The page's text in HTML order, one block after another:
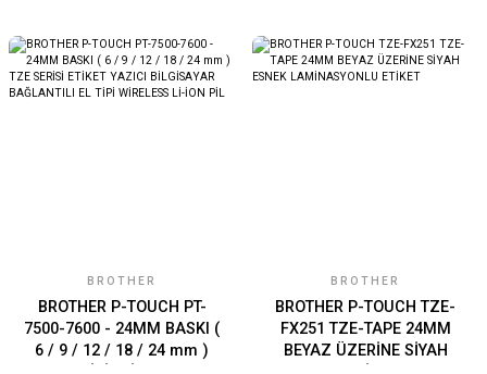
BROTHER
BROTHER P-TOUCH PT-
7500-7600 - 24MM BASKI (
6 / 9 / 12 / 18 / 24 mm )
BROTHER
BROTHER P-TOUCH TZE-
FX251 TZE-TAPE 24MM
BEYAZ ÜZERİNE SİYAH